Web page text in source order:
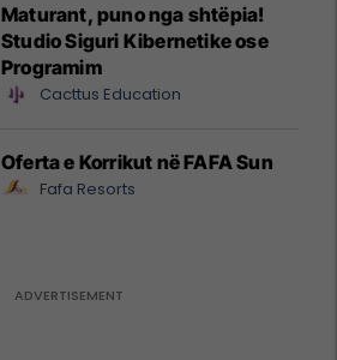
Maturant, puno nga shtëpia!
Studio Siguri Kibernetike ose
Programim
Cacttus Education
Oferta e Korrikut në FAFA Sun
Fafa Resorts